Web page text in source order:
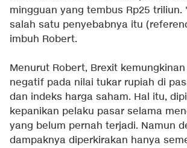
mingguan yang tembus Rp25 triliun.
salah satu penyebabnya itu
imbuh Robert.
Menurut Robert, Brexit
negatif pada nilai tukar rupiah di
dan indeks harga saham. Hal itu,
kepanikan pelaku pasar selama
yang belum pernah terjadi. Namun
dampaknya diperkirakan hanya